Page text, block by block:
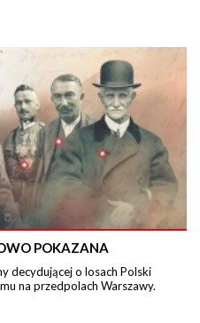
POKAZANA
decydującej o losach Polski
na przedpolach Warszawy.